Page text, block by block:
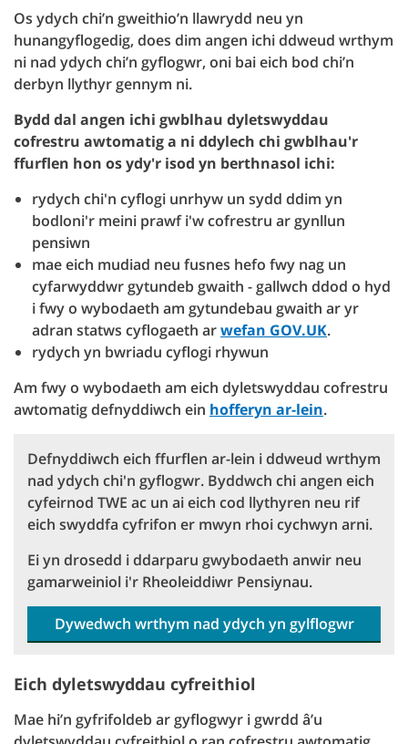
Os ydych chi’n gweithio’n llawrydd neu yn
hunangyflogedig, does dim angen ichi ddweud wrthym
ni nad ydych chi’n gyflogwr, oni bai eich bod chi’n
derbyn llythyr gennym ni.
Bydd dal angen ichi gwblhau dyletswyddau
cofrestru awtomatig a ni ddylech chi gwblhau'r
ffurflen hon os ydy'r isod yn berthnasol ichi:
rydych chi'n cyflogi unrhyw un sydd ddim yn
bodloni'r meini prawf i'w cofrestru ar gynllun
pensiwn
mae eich mudiad neu fusnes hefo fwy nag un
cyfarwyddwr gytundeb gwaith - gallwch ddod o hyd
i fwy o wybodaeth am gytundebau gwaith ar yr
adran statws cyflogaeth arwefan GOV.UK.
rydych yn bwriadu cyflogi rhywun
Am fwy o wybodaeth am eich dyletswyddau cofrestru
awtomatig defnyddiwch ein hofferyn ar-lein.
Defnyddiwch eich ffurflen ar-lein i ddweud wrthym
nad ydych chi'n gyflogwr. Byddwch chi angen eich
cyfeirnod TWE ac un ai eich cod llythyren neu rif
eich swyddfa cyfrifon er mwyn rhoi cychwyn arni.
Ei yn drosedd i ddarparu gwybodaeth anwir neu
gamarweiniol i'r Rheoleiddiwr Pensiynau.
Dywedwch wrthym nad ydych yn gylflogwr
Eich dyletswyddau cyfreithiol
Mae hi’n gyfrifoldeb ar gyflogwyr i gwrdd â’u